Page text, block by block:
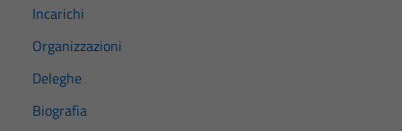
Incarichi
Organizzazioni
Deleghe
Biografia